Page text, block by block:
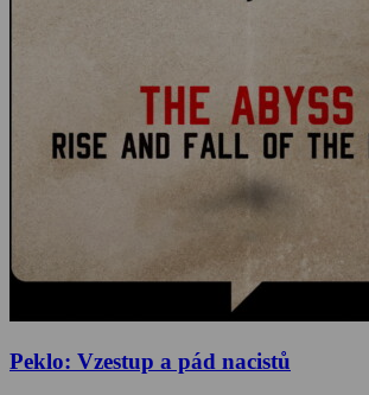
Peklo: Vzestup a pád nacistů